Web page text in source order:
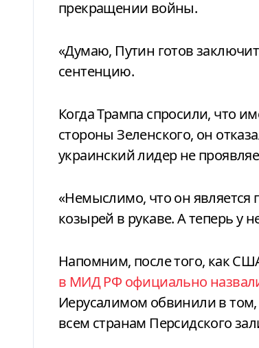
прекращении войны.
«Думаю, Путин готов
сентенцию.
Когда Трампа спросили, что
стороны Зеленского, он
украинский лидер не
«Немыслимо, что он является
козырей в рукаве. А теперь у
Напомним, после того, как
в МИД РФ официально
Иерусалимом обвинили в том,
всем странам Персидского